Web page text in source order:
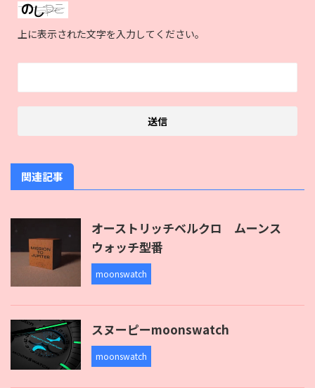
上に表示された文字を入力してください。
関連記事
オーストリッチベルクロ ムーンス
ウォッチ型番
moonswatch
スヌーピーmoonswatch
moonswatch